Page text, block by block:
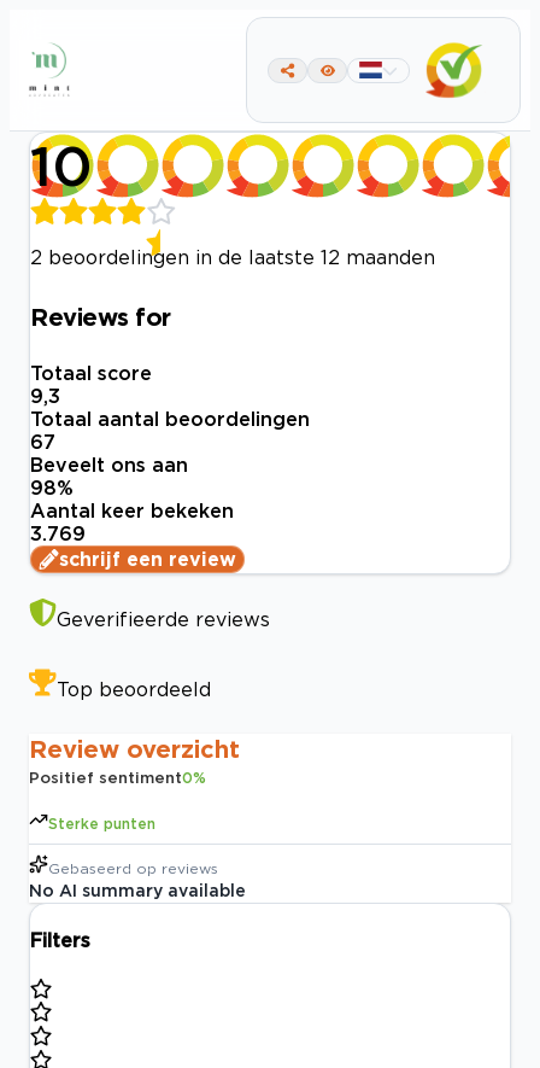
10
2 beoordelingen in de laatste 12 maanden
Reviews for
Totaal score
9,3
Totaal aantal beoordelingen
67
Beveelt ons aan
98%
Aantal keer bekeken
3.769
schrijf een review
Geverifieerde reviews
Top beoordeeld
Review overzicht
Positief sentiment0%
Sterke punten
Gebaseerd op reviews
No AI summary available
Filters